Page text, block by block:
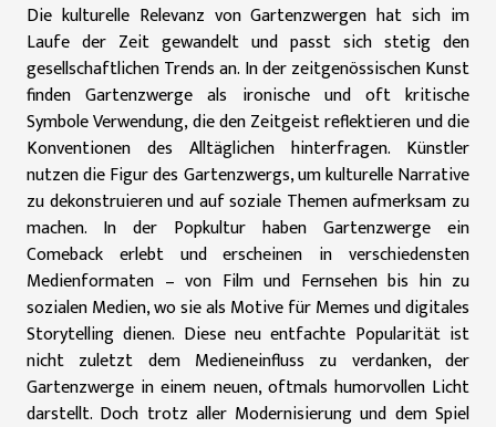
Die kulturelle Relevanz von Gartenzwergen hat sich im
Laufe der Zeit gewandelt und passt sich stetig den
gesellschaftlichen Trends an. In der zeitgenössischen Kunst
finden Gartenzwerge als ironische und oft kritische
Symbole Verwendung, die den Zeitgeist reflektieren und die
Konventionen des Alltäglichen hinterfragen. Künstler
nutzen die Figur des Gartenzwergs, um kulturelle Narrative
zu dekonstruieren und auf soziale Themen aufmerksam zu
machen. In der Popkultur haben Gartenzwerge ein
Comeback erlebt und erscheinen in verschiedensten
Medienformaten – von Film und Fernsehen bis hin zu
sozialen Medien, wo sie als Motive für Memes und digitales
Storytelling dienen. Diese neu entfachte Popularität ist
nicht zuletzt dem Medieneinfluss zu verdanken, der
Gartenzwerge in einem neuen, oftmals humorvollen Licht
darstellt. Doch trotz aller Modernisierung und dem Spiel